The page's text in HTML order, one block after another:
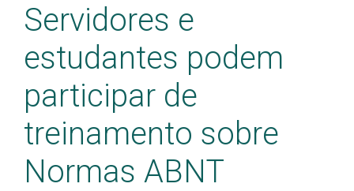
Servidores e
estudantes podem
participar de
treinamento sobre
Normas ABNT